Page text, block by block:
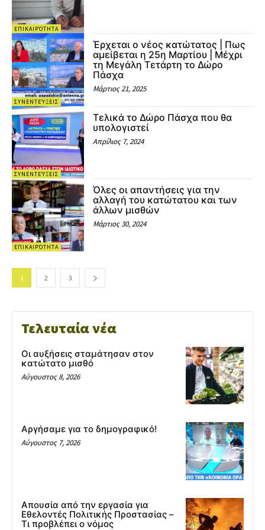
ΕΠΙΚΑΙΡΌΤΗΤΑ
ΣΥΝΕΝΤΕΎΞΕΙΣ
Έρχεται ο νέος κατώτατος | Πως
αμείβεται η 25η Μαρτίου | Μέχρι
τη Μεγάλη Τετάρτη το Δώρο
Πάσχα
Μάρτιος 21, 2025
ΣΥΝΕΝΤΕΎΞΕΙΣ
Τελικά το Δώρο Πάσχα που θα
υπολογιστεί
Απρίλιος 7, 2024
ΕΠΙΚΑΙΡΌΤΗΤΑ
Όλες οι απαντήσεις για την
αλλαγή του κατώτατου και των
άλλων μισθών
Μάρτιος 30, 2024
1 2 3
Τελευταία νέα
Οι αυξήσεις σταμάτησαν στον
κατώτατο μισθό
Αύγουστος 8, 2026
Αργήσαμε για το δημογραφικό!
Αύγουστος 7, 2026
Απουσία από την εργασία για
Εθελοντές Πολιτικής Προστασίας –
Τι προβλέπει ο νόμος